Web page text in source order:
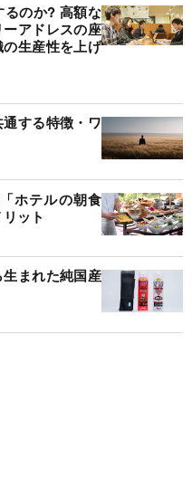
るのか? 高額な
アドレスの座
生産性を上げ
通する特徴・ワ
ホテルの朝食
ット
まれた純国産